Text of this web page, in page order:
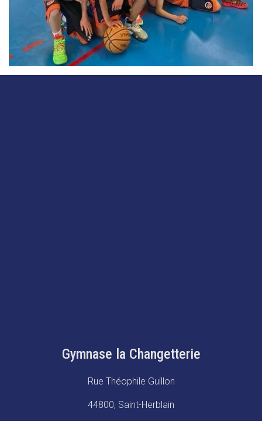
Gymnase la Changetterie
Rue Théophile Guillon
44800, Saint-Herblain